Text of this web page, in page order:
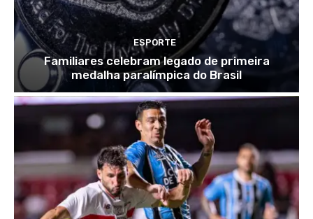
ESPORTE
Familiares celebram legado de primeira
medalha paralímpica do Brasil